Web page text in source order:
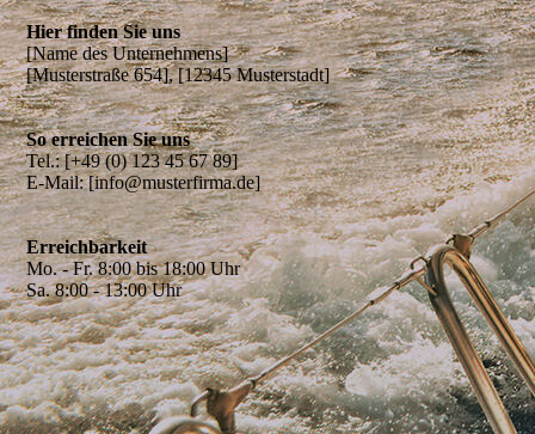
Hier finden Sie uns
[Name des Unter­neh­mens]
[Musterstraße 654], [12345 Musterstadt]
So erreichen Sie uns
Tel.: [+49 (0) 123 45 67 89]
E-Mail: [info@musterfirma.de]
Erreichbarkeit
Mo. - Fr. 8:00 bis 18:00 Uhr
Sa. 8:00 - 13:00 Uhr